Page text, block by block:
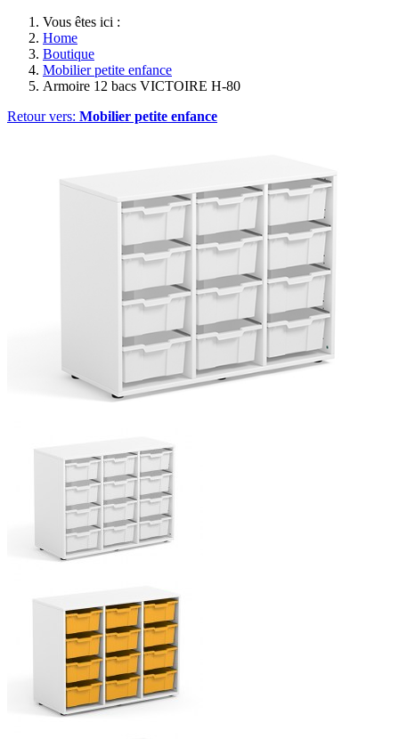
Vous êtes ici :
Home
Boutique
Mobilier petite enfance
Armoire 12 bacs VICTOIRE H-80
Retour vers: Mobilier petite enfance